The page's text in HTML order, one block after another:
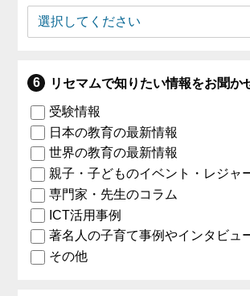
リセマムで知りたい情報をお聞か
受験情報
日本の教育の最新情報
世界の教育の最新情報
親子・子どものイベント・レジャ
専門家・先生のコラム
ICT活用事例
著名人の子育て事例やインタビュ
その他